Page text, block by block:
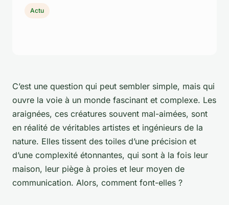
C’est une question qui peut sembler simple, mais qui
ouvre la voie à un monde fascinant et complexe. Les
araignées, ces créatures souvent mal-aimées, sont
en réalité de véritables artistes et ingénieurs de la
nature. Elles tissent des toiles d’une précision et
d’une complexité étonnantes, qui sont à la fois leur
maison, leur piège à proies et leur moyen de
communication. Alors, comment font-elles ?
Actu